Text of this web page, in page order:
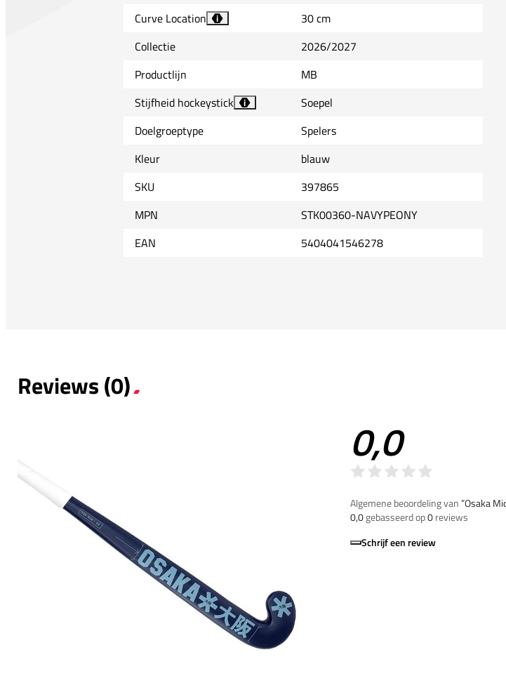
Curve Location
i
30 cm
Collectie
2026/2027
Productlijn
MB
Stijfheid hockeystick
i
Soepel
Doelgroeptype
Spelers
Kleur
blauw
SKU
397865
MPN
STK00360-NAVYPEONY
EAN
5404041546278
Reviews (0)
0,0
Algemene beoordeling van”Osaka
0,0gebasseerd op0reviews
Schrijf een review